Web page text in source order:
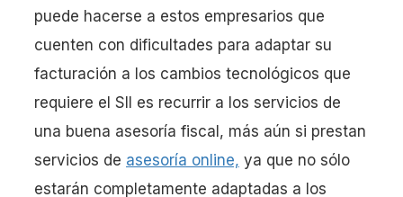
puede hacerse a estos empresarios que
cuenten con dificultades para adaptar su
facturación a los cambios tecnológicos que
requiere el SII es recurrir a los servicios de
una buena asesoría fiscal, más aún si prestan
servicios de asesoría online, ya que no sólo
estarán completamente adaptadas a los